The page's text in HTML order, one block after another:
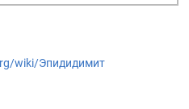
wiki/Эпидидимит